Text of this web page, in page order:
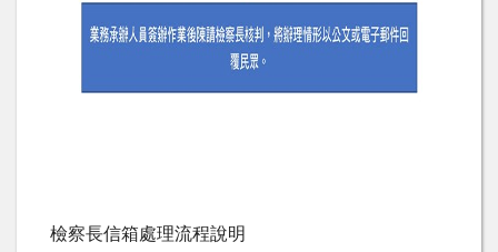
檢察長信箱處理流程說明